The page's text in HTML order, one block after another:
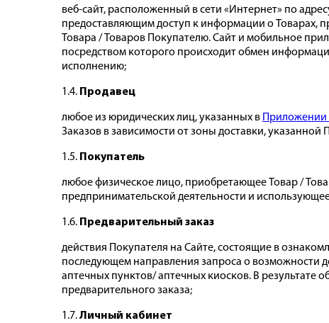
веб-сайт, расположенный в сети «Интернет» по
предоставляющим доступ к информации о Товарах,
Товара / Товаров Покупателю. Сайт и мобильное
посредством которого происходит обмен
исполнению;
1.4. Продавец
любое из юридических лиц, указанных в Приложении
Заказов в зависимости от зоны доставки, указанной
1.5. Покупатель
любое физическое лицо, приобретающее Товар /
предпринимательской деятельности и
1.6. Предварительный заказ
действия Покупателя на Сайте, состоящие в
последующем направления запроса о возможности
аптечных пунктов/ аптечных киосков. В
предварительного заказа;
1.7.Личный кабинет